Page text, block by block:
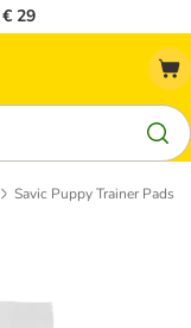
29
Savic Puppy Trainer Pads